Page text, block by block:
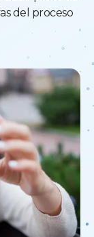
del proceso